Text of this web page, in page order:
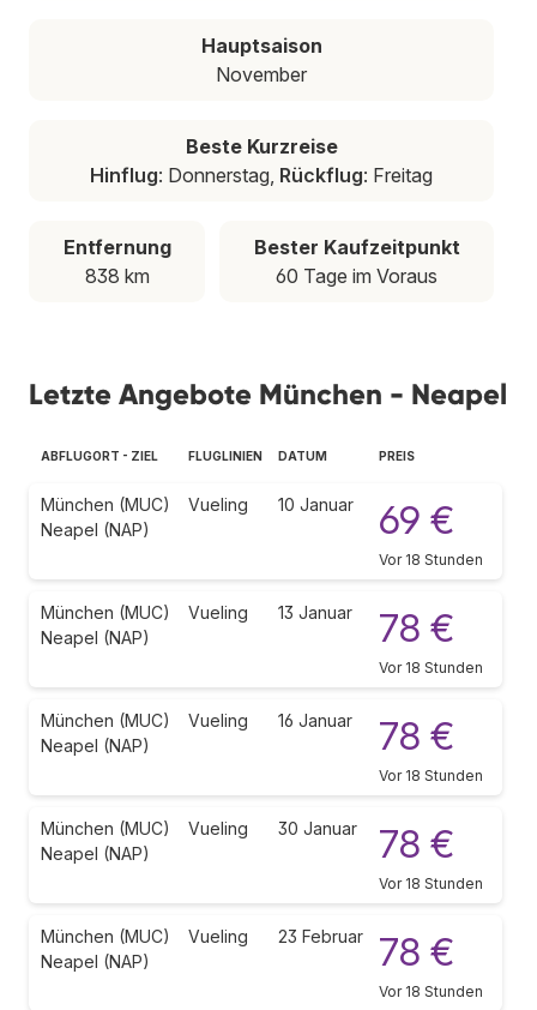
Hauptsaison
November
Beste Kurzreise
Hinflug: Donnerstag, Rückflug: Freitag
Entfernung
838 km
Bester Kaufzeitpunkt
60 Tage im Voraus
Letzte Angebote München - Neapel
ABFLUGORT - ZIEL FLUGLINIEN DATUM PREIS
München (MUC)
Neapel (NAP)
Vueling 10 Januar 69 €
Vor 18 Stunden
München (MUC)
Neapel (NAP)
Vueling 13 Januar 78 €
Vor 18 Stunden
München (MUC)
Neapel (NAP)
Vueling 16 Januar 78 €
Vor 18 Stunden
München (MUC)
Neapel (NAP)
Vueling 30 Januar 78 €
Vor 18 Stunden
München (MUC)
Neapel (NAP)
Vueling 23 Februar 78 €
Vor 18 Stunden